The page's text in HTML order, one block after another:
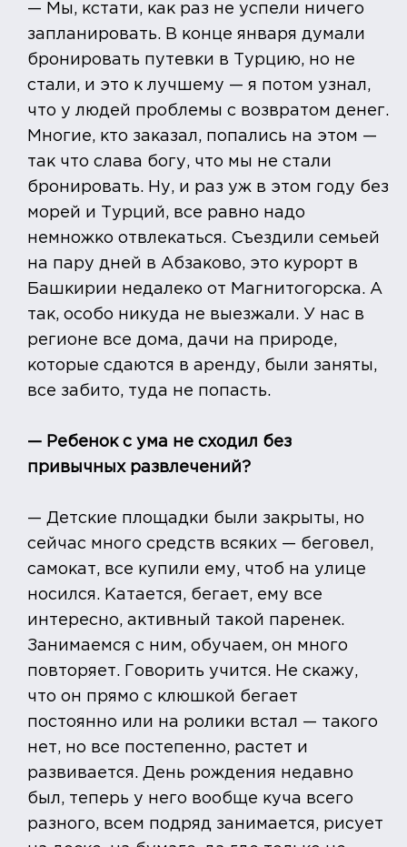
— Мы, кстати, как раз не успели ничего
запланировать. В конце января думали
бронировать путевки в Турцию, но не
стали, и это к лучшему — я потом узнал,
что у людей проблемы с возвратом денег.
Многие, кто заказал, попались на этом —
так что слава богу, что мы не стали
бронировать. Ну, и раз уж в этом году без
морей и Турций, все равно надо
немножко отвлекаться. Съездили семьей
на пару дней в Абзаково, это курорт в
Башкирии недалеко от Магнитогорска. А
так, особо никуда не выезжали. У нас в
регионе все дома, дачи на природе,
которые сдаются в аренду, были заняты,
все забито, туда не попасть.
— Ребенок с ума не сходил без
привычных развлечений?
— Детские площадки были закрыты, но
сейчас много средств всяких — беговел,
самокат, все купили ему, чтоб на улице
носился. Катается, бегает, ему все
интересно, активный такой паренек.
Занимаемся с ним, обучаем, он много
повторяет. Говорить учится. Не скажу,
что он прямо с клюшкой бегает
постоянно или на ролики встал — такого
нет, но все постепенно, растет и
развивается. День рождения недавно
был, теперь у него вообще куча всего
разного, всем подряд занимается, рисует